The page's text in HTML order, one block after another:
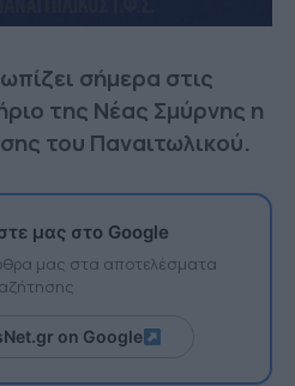
σήμερα στις
της Νέας Σμύρνης η
του Παναιτωλικού.
μας στο Google
μας στα αποτελέσματα
on Google